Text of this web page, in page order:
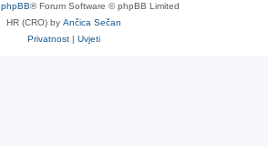
phpBB® Forum Software © phpBB Limited
HR (CRO) by Ančica Sečan
Privatnost | Uvjeti